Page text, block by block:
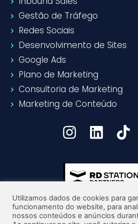
Gestão de Tráfego
Redes Sociais
Desenvolvimento de Sites
Google Ads
Plano de Marketing
Consultoria de Marketing
Marketing de Conteúdo
Utilizamos dados de cookies para
funcionamento do website, para
nossos conteúdos e anúncios